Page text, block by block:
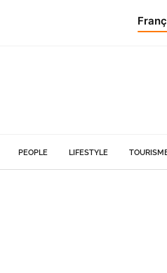
PEOPLE LIFESTYLE